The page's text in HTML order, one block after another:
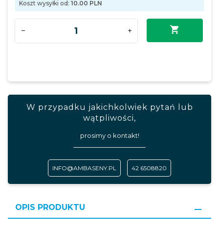
Koszt wysyłki od: 10.00 PLN
W przypadku jakichkolwiek pytań lub
wątpliwości,
prosimy o kontakt!
INFO@AMBASENY.PL 42 6508820
OPIS PRODUKTU